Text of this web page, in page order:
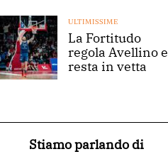
ULTIMISSIME
La Fortitudo
regola Avellino e
resta in vetta
Stiamo parlando di